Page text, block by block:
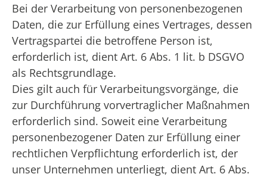
Bei der Verarbeitung von personenbezogenen
Daten, die zur Erfüllung eines Vertrages, dessen
Vertragspartei die betroffene Person ist,
erforderlich ist, dient Art. 6 Abs. 1 lit. b DSGVO
als Rechtsgrundlage.
Dies gilt auch für Verarbeitungsvorgänge, die
zur Durchführung vorvertraglicher Maßnahmen
erforderlich sind. Soweit eine Verarbeitung
personenbezogener Daten zur Erfüllung einer
rechtlichen Verpflichtung erforderlich ist, der
unser Unternehmen unterliegt, dient Art. 6 Abs.